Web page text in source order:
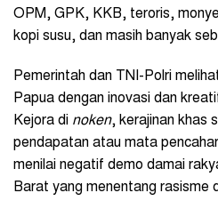
OPM, GPK, KKB, teroris,
kopi susu, dan masih banyak
Pemerintah dan TNI-Polri
Papua dengan inovasi dan
Kejora di noken, kerajinan khas
pendapatan atau mata
menilai negatif demo damai
Barat yang menentang rasisme